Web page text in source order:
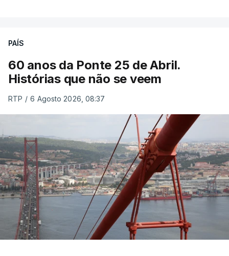
PAÍS
60 anos da Ponte 25 de Abril.
Histórias que não se veem
RTP / 6 Agosto 2026, 08:37